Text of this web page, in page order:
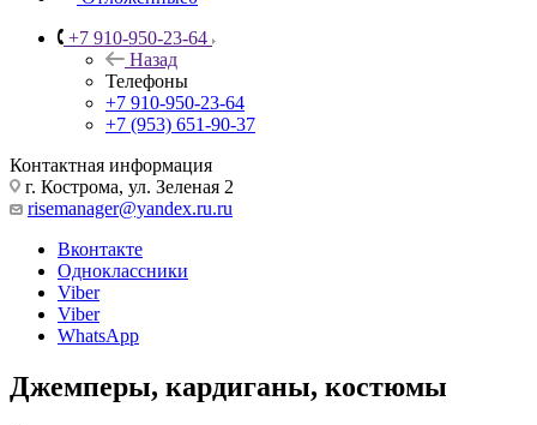
+7 910-950-23-64
Назад
Телефоны
+7 910-950-23-64
+7 (953) 651-90-37
Контактная информация
г. Кострома, ул. Зеленая 2
risemanager@yandex.ru.ru
Вконтакте
Одноклассники
Viber
Viber
WhatsApp
Джемперы, кардиганы, костюмы